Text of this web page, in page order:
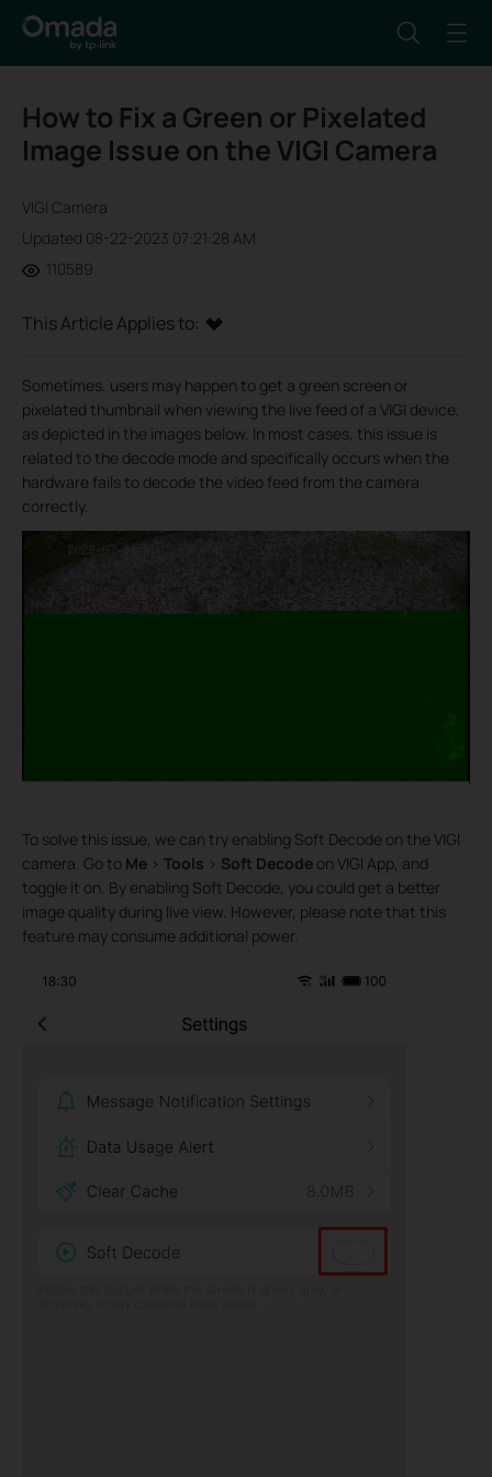
How to Fix a Green or Pixelated
Image Issue on the VIGI Camera
VIGI Camera
Updated 08-22-2023 07:21:28 AM
110589
This Article Applies to:
Sometimes, users may happen to get a green screen or
pixelated thumbnail when viewing the live feed of a VIGI device,
as depicted in the images below. In most cases, this issue is
related to the decode mode and specifically occurs when the
hardware fails to decode the video feed from the camera
correctly.
To solve this issue, we can try enabling Soft Decode on the VIGI
camera. Go to Me > Tools > Soft Decode on VIGI App, and
toggle it on. By enabling Soft Decode, you could get a better
image quality during live view. However, please note that this
feature may consume additional power.